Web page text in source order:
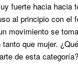
fuerte hacia hacia
al principio con el
movimiento se
que mujer.
de esta categoría?